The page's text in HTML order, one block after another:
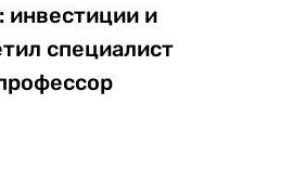
инвестиции и
специалист